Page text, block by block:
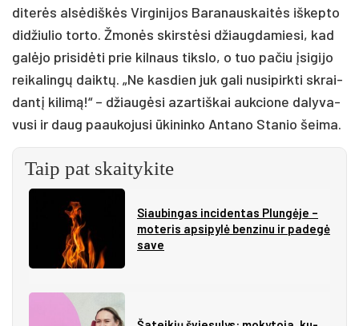
di­te­rės al­sė­diš­kės Vir­gi­ni­jos Ba­ra­naus­kai­tės iš­kep­to
di­džiu­lio tor­to. Žmo­nės skirs­tė­si džiaug­da­mie­si, kad
ga­lė­jo pri­si­dė­ti prie kil­naus tiks­lo, o tuo pa­čiu įsi­gi­jo
rei­ka­lin­gų daik­tų. „Ne kas­dien juk ga­li nu­si­pirk­ti skrai­
dan­tį ki­li­mą!“ – džiau­gė­si azar­tiš­kai auk­cio­ne da­ly­va­
vu­si ir daug paau­ko­ju­si ūki­nin­ko An­ta­no Sta­nio šei­ma.
Taip pat skaitykite
Siau­bin­gas in­ci­den­tas Plun­gė­je –
mo­te­ris ap­si­py­lė ben­zi­nu ir pa­de­gė
sa­ve